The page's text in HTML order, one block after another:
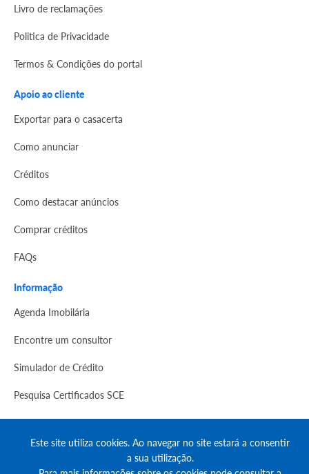
Livro de reclamações
Politica de Privacidade
Termos & Condições do portal
Apoio ao cliente
Exportar para o casacerta
Como anunciar
Créditos
Como destacar anúncios
Comprar créditos
FAQs
Informação
Agenda Imobilária
Encontre um consultor
Simulador de Crédito
Pesquisa Certificados SCE
Este site utiliza cookies. Ao navegar no site estará a consentir
a sua utilização.